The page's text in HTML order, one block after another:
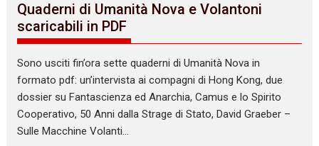
Quaderni di Umanità Nova e Volantoni
scaricabili in PDF
Sono usciti fin’ora sette quaderni di Umanità Nova in
formato pdf: un’intervista ai compagni di Hong Kong, due
dossier su Fantascienza ed Anarchia, Camus e lo Spirito
Cooperativo, 50 Anni dalla Strage di Stato, David Graeber –
Sulle Macchine Volanti…